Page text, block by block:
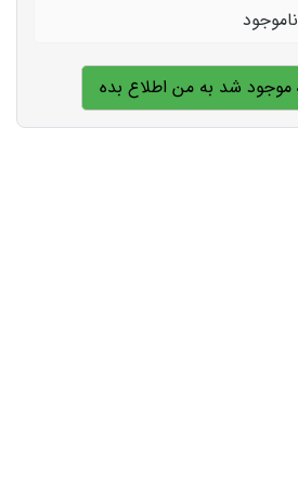
ناموجود
موجود شد به من اطلاع بده